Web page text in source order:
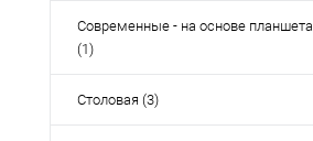
Современные - на основе планшета
(1)
Столовая (3)